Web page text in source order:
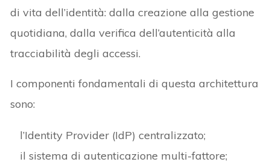
di vita dell’identità: dalla creazione alla gestione
quotidiana, dalla verifica dell’autenticità alla
tracciabilità degli accessi.
I componenti fondamentali di questa architettura
sono:
l’Identity Provider (IdP) centralizzato;
il sistema di autenticazione multi-fattore;